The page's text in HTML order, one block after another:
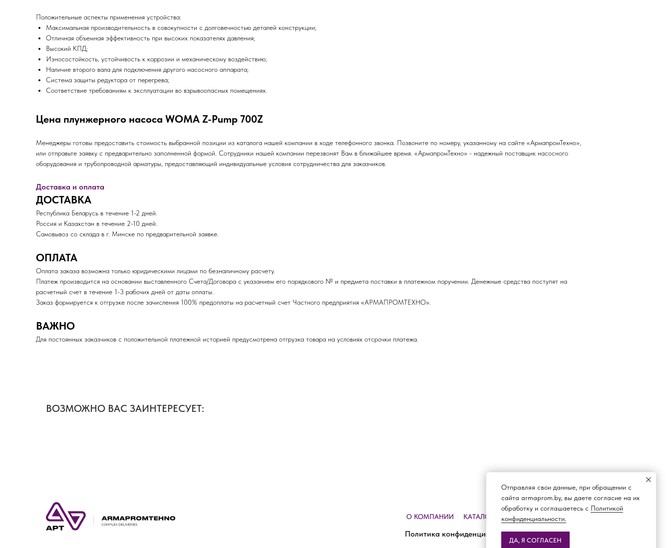
Положительные аспекты применения устройства:
Максимальная производительность в совокупности с долговечностью деталей конструкции;
Отличная объемная эффективность при высоких показателях давления;
Высокий КПД;
Износостойкость, устойчивость к коррозии и механическому воздействию;
Наличие второго вала для подключения другого насосного аппарата;
Система защиты редуктора от перегрева;
Соответствие требованиям к эксплуатации во взрывоопасных помещениях.
Цена плунжерного насоса WOMA Z-Pump 700Z
Менеджеры готовы предоставить стоимость выбранной позиции из каталога нашей компании в ходе телефонного звонка. Позвоните по номеру, указанному на сайте «АрмапромТехно»,
или отправьте заявку с предварительно заполненной формой. Сотрудники нашей компании перезвонят Вам в ближайшее время. «АрмапромТехно» - надежный поставщик насосного
оборудования и трубопроводной арматуры, предоставляющий индивидуальные условия сотрудничества для заказчиков.
Доставка и оплата
ДОСТАВКА
Республика Беларусь в течение 1-2 дней.
Россия и Казахстан в течение 2-10 дней.
Самовывоз со склада в г. Минске по предварительной заявке.
ОПЛАТА
Оплата заказа возможна только юридическими лицами по безналичному расчету.
Платеж производится на основании выставленного Счета/Договора с указанием его порядкового № и предмета поставки в платежном поручении. Денежные средства поступят на
расчетный счет в течение 1-3 рабочих дней от даты оплаты.
Заказ формируется к отгрузке после зачисления 100% предоплаты на расчетный счет Частного предприятия «АРМАПРОМТЕХНО».
ВАЖНО
Для постоянных заказчиков с положительной платежной историей предусмотрена отгрузка товара на условиях отсрочки платежа.
ВОЗМОЖНО ВАС ЗАИНТЕРЕСУЕТ:
Политика конфиденциальности
О КОМПАНИИ КАТАЛОГ ДОСТАВКА И ОПЛАТА
Отправляя свои данные, при обращении с
сайта armaprom.by, вы даете согласие на их
обработку и соглашаетесь с Политикой
конфиденциальности.
ДА, Я СОГЛАСЕН